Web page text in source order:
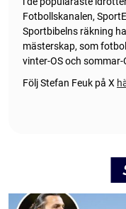
Fotbollskanalen,
Sportbibelns räkning
mästerskap, som
vinter-OS och sommar-
Följ Stefan Feuk på X